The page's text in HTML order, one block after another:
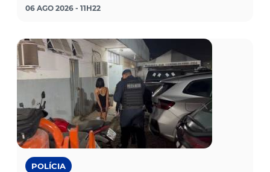
06 AGO 2026 - 11H22
POLÍCIA